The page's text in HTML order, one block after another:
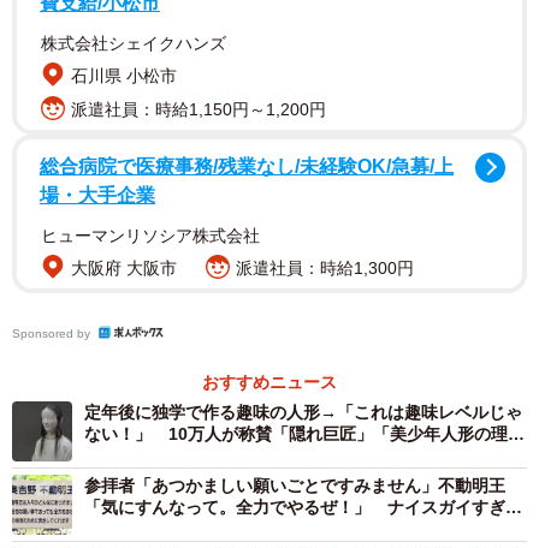
乙訓地域を中心に撮りためた動画や写真などは、２０１
９年ごろから自身のホームページ（ＨＰ）で本格的に紹介
するようになった。ＨＰのタイトル「楓宸（ふうしん）百
る「楓宸」を引用した。
えりすぐりの動画はユーチューブで発信。現在も雪景色
の八条ケ池（天神２丁目）や走田神社（奥海印寺）の伝統
株式会社シェイクハンズ
石川県 小松市
派遣社員：時給1,150円～1,200円
総合病院で医療事務/残業なし/未経験OK/急募/上
場・大手企業
ヒューマンリソシア株式会社
大阪府 大阪市
派遣社員：時給1,300円
Sponsored by
おすすめニュース
定年後に独学で作る趣味の人形→「これは趣味レベルじゃ
ない！」 10万人が称賛「隠れ巨匠」「美少年人形の理想
参拝者「あつかましい願いごとですみません」不動明王
「気にすんなって。全力でやるぜ！」 ナイスガイすぎる